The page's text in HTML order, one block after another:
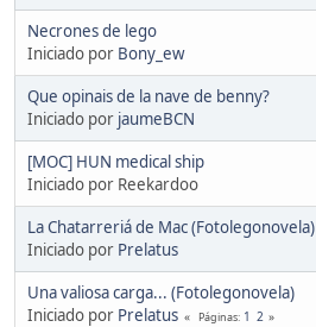
Necrones de lego
Iniciado por Bony_ew
Que opinais de la nave de benny?
Iniciado por jaumeBCN
[MOC] HUN medical ship
Iniciado por Reekardoo
La Chatarreriá de Mac (Fotolegonovela)
Iniciado por Prelatus
Una valiosa carga... (Fotolegonovela)
Iniciado por Prelatus Páginas 1 2